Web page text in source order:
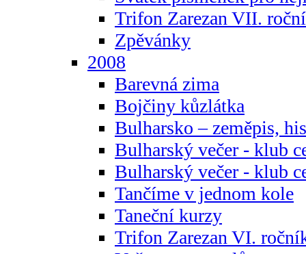
Trifon Zarezan VII.
Zpěvánky
2008
Barevná zima
Bojčiny kůzlátka
Bulharsko – zeměpis,
Bulharský večer - klub
Bulharský večer - klub
Tančíme v jednom kole
Taneční kurzy
Trifon Zarezan VI.